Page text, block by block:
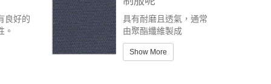
良好的
。
具有耐磨且透氣，通常
由聚酯纖維製成
Show More